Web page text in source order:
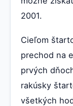
2001.
Cieľom
prechod na
prvých
rakúsky
všetkých